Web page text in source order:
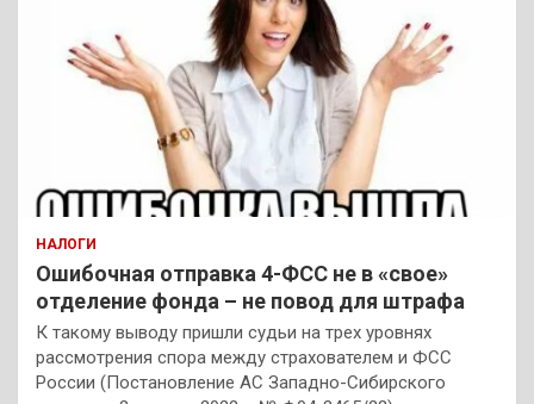
НАЛОГИ
Ошибочная отправка 4-ФСС не в «свое»
отделение фонда – не повод для штрафа
К такому выводу пришли судьи на трех уровнях
рассмотрения спора между страхователем и ФСС
России (Постановление АС Западно-Сибирского